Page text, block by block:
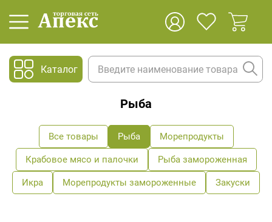
Каталог
Рыба
Все товары Рыба Морепродукты
Крабовое мясо и палочки Рыба замороженная
Икра Морепродукты замороженные Закуски